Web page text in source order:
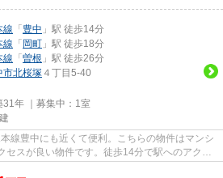
線 「 豊中 」駅 徒歩14分
線 「 岡町 」駅 徒歩18分
線 「 曽根 」駅 徒歩26分
市北桜塚 ４丁目5-40
年 ｜募集中： 1室
線豊中にも近くて便利。こちらの物件はマンシ
セスが良い物件です。徒歩14分で駅へのアクセ